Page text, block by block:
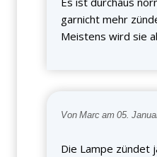
garnicht mehr
Meistens wird sie
Von Marc am 05.
Die Lampe zündet